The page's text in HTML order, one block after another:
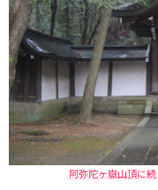
阿弥陀ヶ嶽山頂に